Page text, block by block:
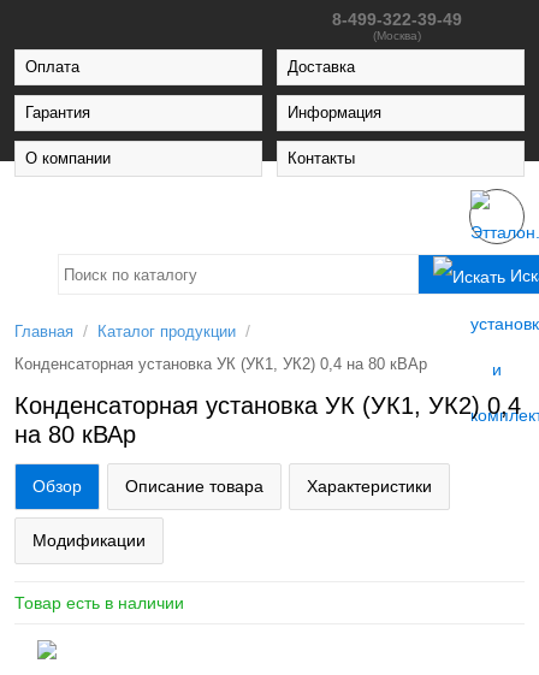
8-499-322-39-49
(Москва)
Оплата Доставка
Гарантия Информация
О компании Контакты
Главная / Каталог продукции /
Конденсаторная установка УК (УК1, УК2) 0,4 на 80 кВАр
Конденсаторная установка УК (УК1, УК2) 0,4
на 80 кВАр
Обзор Описание товара Характеристики
Модификации
Товар есть в наличии